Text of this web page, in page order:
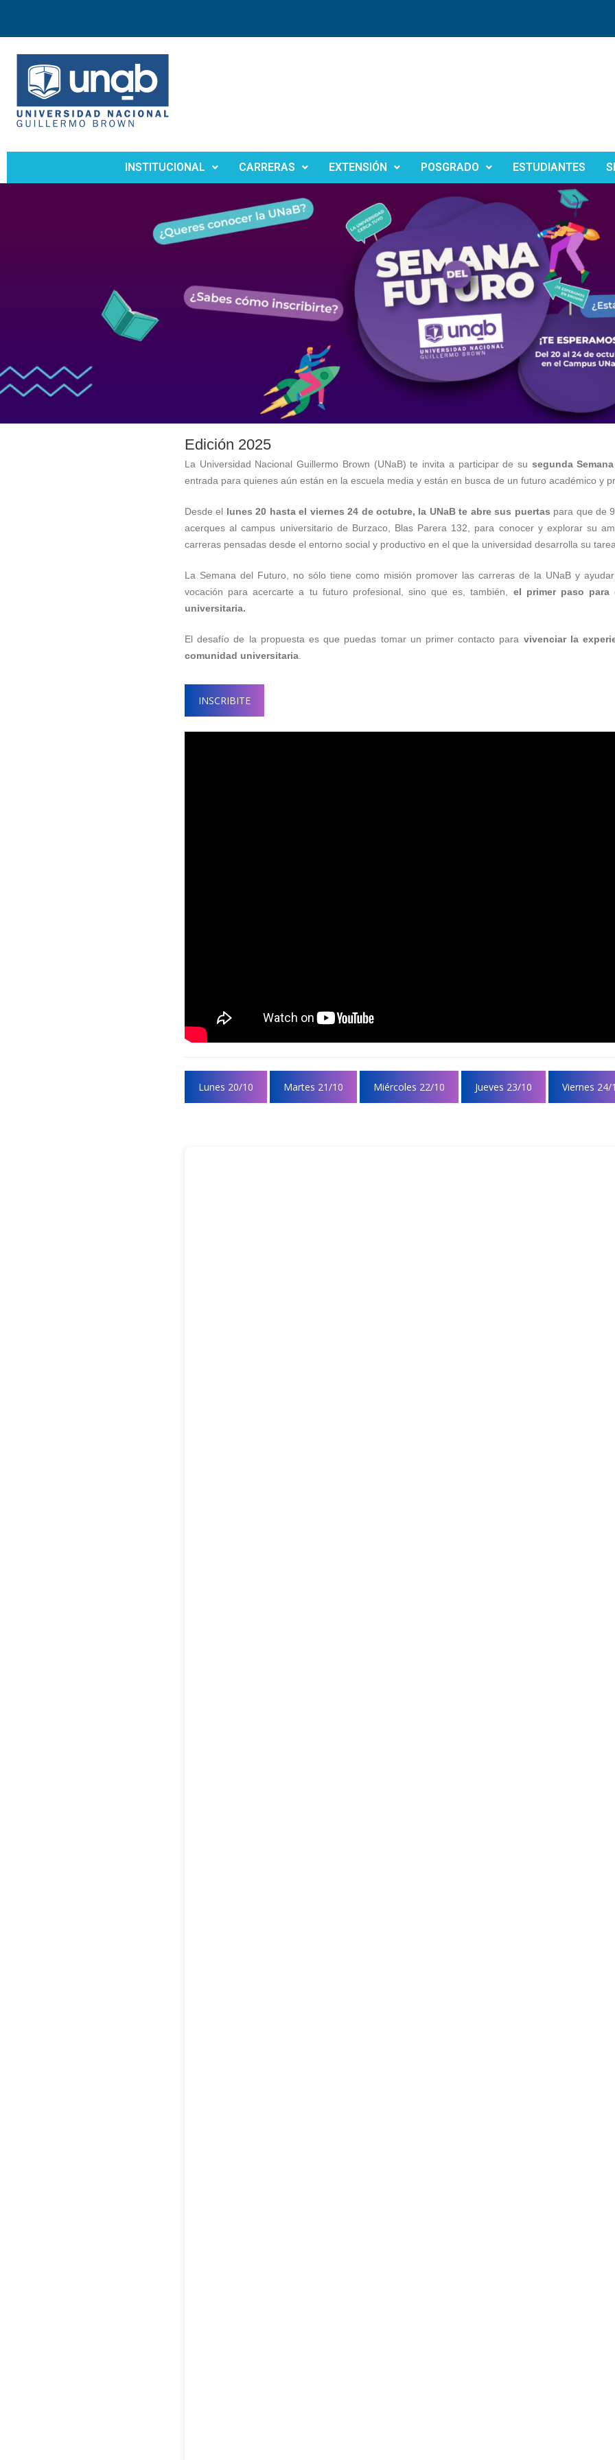
INSTITUCIONAL CARRERAS EXTENSIÓN POSGRADO ESTUDIANTES
Edición 2025
La Universidad Nacional Guillermo Brown (UNaB) te invita a participar de su segunda
entrada para quienes aún están en la escuela media y están en busca de un futuro académico y
Desde el lunes 20 hasta el viernes 24 de octubre, la UNaB te abre sus puertas para que de
acerques al campus universitario de Burzaco, Blas Parera 132, para conocer y explorar su
carreras pensadas desde el entorno social y productivo en el que la universidad desarrolla su
La Semana del Futuro, no sólo tiene como misión promover las carreras de la UNaB y
vocación para acercarte a tu futuro profesional, sino que es, también, el primer paso
universitaria.
El desafío de la propuesta es que puedas tomar un primer contacto para vivenciar la
comunidad universitaria
INSCRIBITE
Lunes 20/10 Martes 21/10 Miércoles 22/10 Jueves 23/10 Viernes 24/